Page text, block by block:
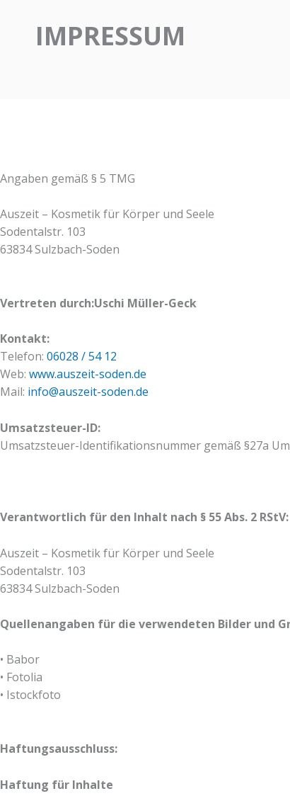
IMPRESSUM
Angaben gemäß § 5 TMG
Auszeit – Kosmetik für Körper und Seele
Sodentalstr. 103
63834 Sulzbach-Soden
Vertreten durch:Uschi Müller-Geck
Kontakt:
Telefon: 06028 / 54 12
Web: www.auszeit-soden.de
Mail: info@auszeit-soden.de
Umsatzsteuer-ID:
Umsatzsteuer-Identifikationsnummer gemäß §27a
Verantwortlich für den Inhalt nach § 55 Abs. 2 RStV:
Auszeit – Kosmetik für Körper und Seele
Sodentalstr. 103
63834 Sulzbach-Soden
Quellenangaben für die verwendeten Bilder und
• Babor
• Fotolia
• Istockfoto
Haftungsausschluss:
Haftung für Inhalte